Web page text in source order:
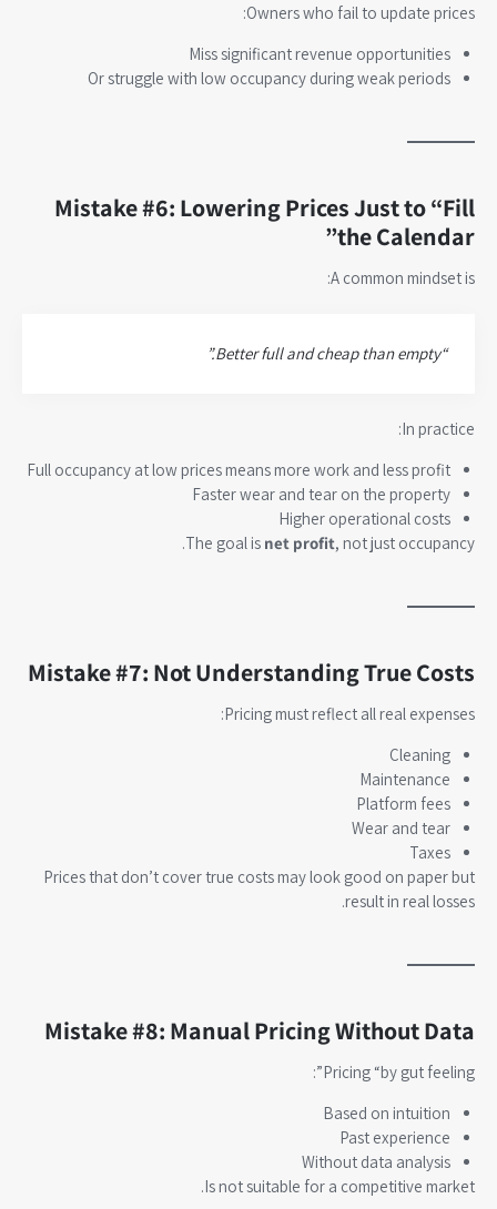
Owners who fail to update prices:
Miss significant revenue opportunities
Or struggle with low occupancy during weak periods
Mistake #6: Lowering Prices Just to “Fill
the Calendar”
A common mindset is:
“Better full and cheap than empty.”
In practice:
Full occupancy at low prices means more work and less profit
Faster wear and tear on the property
Higher operational costs
The goal is net profit, not just occupancy.
Mistake #7: Not Understanding True Costs
Pricing must reflect all real expenses:
Cleaning
Maintenance
Platform fees
Wear and tear
Taxes
Prices that don’t cover true costs may look good on paper but
result in real losses.
Mistake #8: Manual Pricing Without Data
Pricing “by gut feeling”:
Based on intuition
Past experience
Without data analysis
Is not suitable for a competitive market.